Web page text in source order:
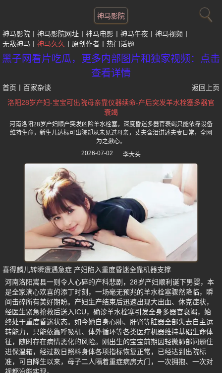
神马影院
神马影院 神马影院网址 神马电影 神马午夜
神马视频
无敌神马
神马久久 原创作者 热门话题
黑子网看片吃瓜，更多内部图片和独家视频：点击
查看详情
首页 百家杂谈
返回上页
洛阳28岁产妇-宝宝可出院母亲靠仪器续命-产后突发羊水栓塞多器官
衰竭
河南洛阳28岁产妇顺产突发凶险羊水栓塞，深度昏迷多器官衰竭只能依靠设备
维持生命，新生儿达标可出院却从未见过母亲，丈夫含泪讲述夫妻日常，全网
为之揪心。
2026-07-02
李大头
喜得麟儿转瞬遭遇急症 产妇陷入重度昏迷全靠机器支撑
河南洛阳嵩县一则令人心碎的产科悲剧，28岁产妇顺利诞下男婴，本
是全家满心欢喜的添丁时刻，一场毫无预兆的羊水栓塞骤然降临，瞬
间击碎所有美好期盼。产妇生产结束后迅速出现大出血、休克症状，
经医生紧急抢救后送入ICU，确诊羊水栓塞引发全身多器官衰竭，始
终处于重度昏迷状态。如今她自身心肺、肝肾等脏器全部失去自主运
转能力，只能依靠呼吸机、体外循环等各类医疗机器维持基础生命体
征，随时存在病情恶化的风险。刚出生的宝宝前期因轻微肺部问题住
进保温箱，经过数日照料身体各项指标恢复正常，已经达到出院标
准，可自降生以来，母子二人隔着重症病房大门，一次拥抱、一次对
视都没能实现。